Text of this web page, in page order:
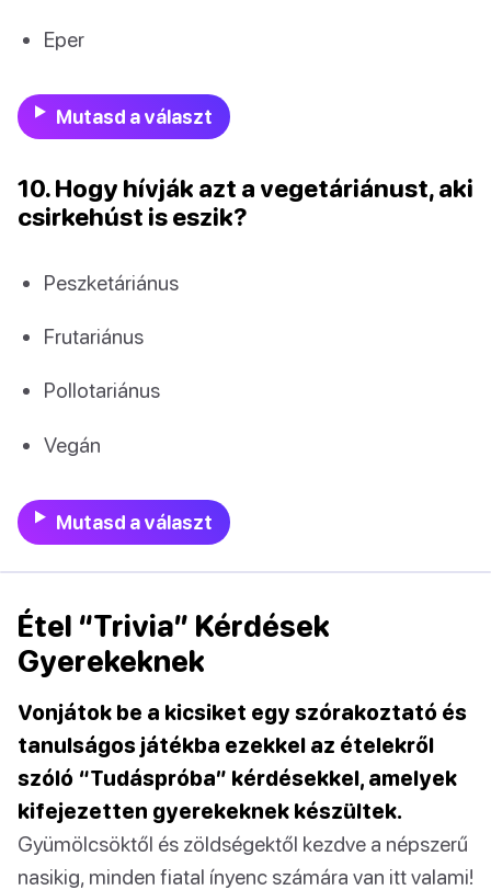
Eper
Mutasd a választ
10. Hogy hívják azt a vegetáriánust, aki
csirkehúst is eszik?
Peszketáriánus
Frutariánus
Pollotariánus
Vegán
Mutasd a választ
Étel “Trivia” Kérdések
Gyerekeknek
Vonjátok be a kicsiket egy szórakoztató és
tanulságos játékba ezekkel az ételekről
szóló “Tudáspróba” kérdésekkel, amelyek
kifejezetten gyerekeknek készültek.
Gyümölcsöktől és zöldségektől kezdve a népszerű
nasikig, minden fiatal ínyenc számára van itt valami!